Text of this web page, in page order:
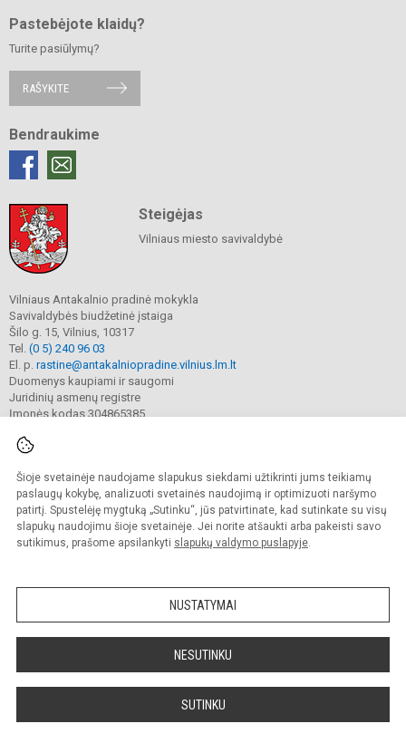
Šioje svetainėje naudojame slapukus siekdami užtikrinti jums teikiamų
paslaugų kokybę, analizuoti svetainės naudojimą ir optimizuoti naršymo
patirtį. Spustelėję mygtuką „Sutinku“, jūs patvirtinate, kad sutinkate su visų
slapukų naudojimu šioje svetainėje. Jei norite atšaukti arba pakeisti savo
sutikimus, prašome apsilankyti slapukų valdymo puslapyje.
NUSTATYMAI
NESUTINKU
SUTINKU
Pastebėjote klaidų?
Turite pasiūlymų?
RAŠYKITE
Bendraukime
Steigėjas
Vilniaus miesto savivaldybė
Vilniaus Antakalnio pradinė mokykla
Savivaldybės biudžetinė įstaiga
Šilo g. 15, Vilnius, 10317
Tel. (0 5) 240 96 03
El. p. rastine@antakalniopradine.vilnius.lm.lt
Duomenys kaupiami ir saugomi
Juridinių asmenų registre
Įmonės kodas 304865385
© 2023. Vilniaus Antakalnio pradinė mokykla. Visos teisės saugomos.
Kopijuoti turinį be raštiško gimnazijos sutikimo griežtai draudžiama.
Prieinamumo paraiška Slapukų valdymas
Sumanus būdas atnaujinti